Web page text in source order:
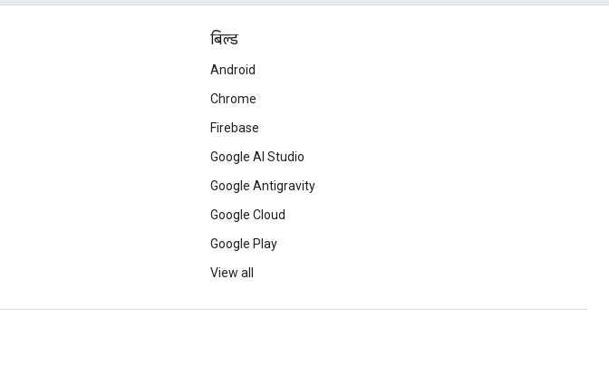
बिल्ड
Android
Chrome
Firebase
Google AI Studio
Google Antigravity
Google Cloud
Google Play
View all